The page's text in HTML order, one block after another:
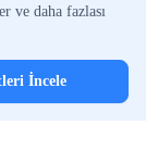
ve daha fazlası
İncele